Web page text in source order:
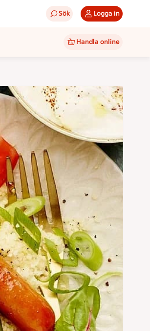
Sök Logga in
Handla online